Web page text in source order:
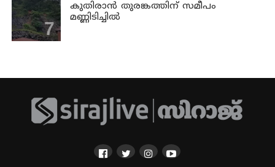
കുതിരാൻ തുരങ്കത്തിന് സമീപം
മണ്ണിടിച്ചിൽ